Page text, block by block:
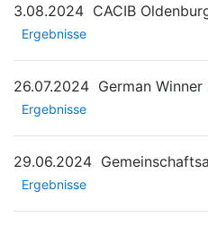
3.08.2024 CACIB
Ergebnisse
26.07.2024 German
Ergebnisse
29.06.2024
Ergebnisse